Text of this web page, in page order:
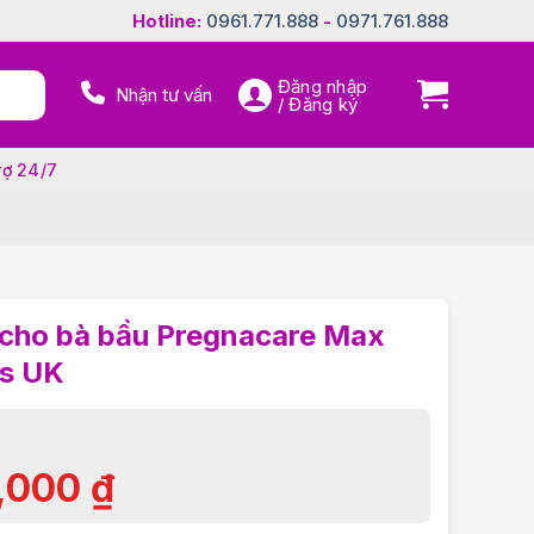
Hotline: 0961.771.888 - 0971.761.888
Nhận tư vấn Đăng nhập
/ Đăng ký
24/7
bà bầu Pregnacare Max
UK
₫